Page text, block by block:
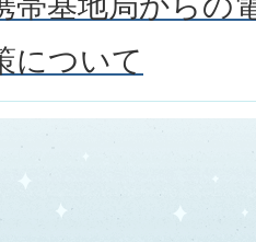
について